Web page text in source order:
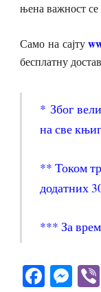
њена важност
Само на сајту
бесплатну
* Због
на све
** Током
додатних
*** За